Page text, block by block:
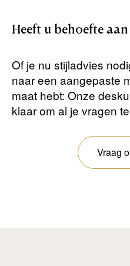
Heeft u behoefte aan
Of je nu stijladvies
naar een aangepaste
maat hebt: Onze
klaar om al je vragen
Vraag